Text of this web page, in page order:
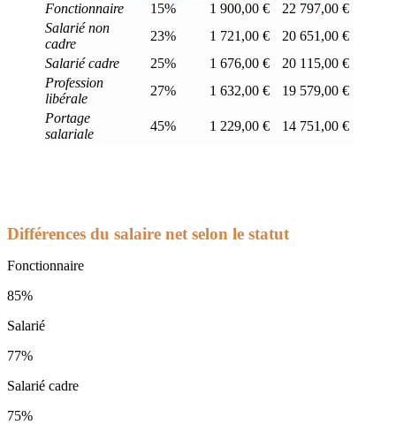
Fonctionnaire
15% 1 900,00 €
22 797,00 €
Salarié non
cadre
23% 1 721,00 €
20 651,00 €
Salarié cadre
25% 1 676,00 €
20 115,00 €
Profession
libérale
27% 1 632,00 €
19 579,00 €
Portage
salariale
45% 1 229,00 € 14 751,00 €
Différences du salaire net selon le statut
Fonctionnaire
85%
Salarié
77%
Salarié cadre
75%